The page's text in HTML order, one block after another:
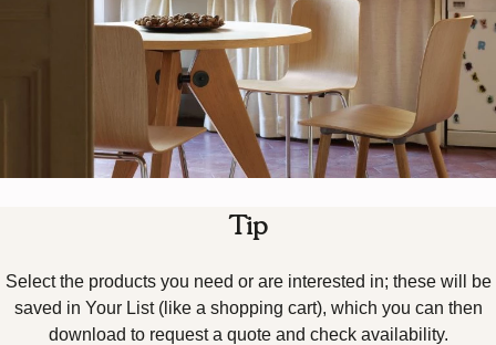
Tip
Select the products you need or are interested in; these will be
saved in Your List (like a shopping cart), which you can then
download to request a quote and check availability.